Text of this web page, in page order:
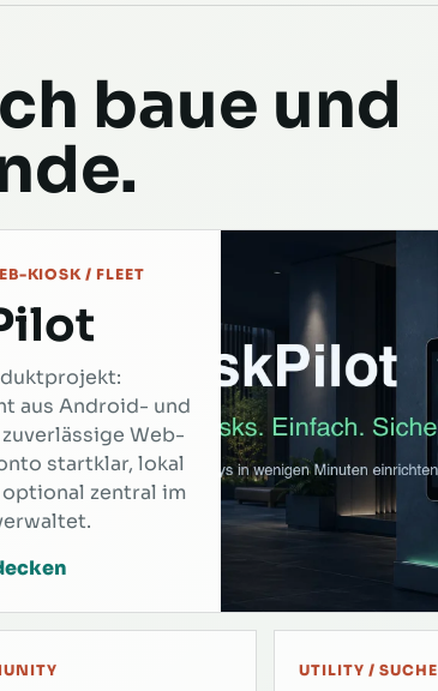
baue und
KIOSK / FLEET
aus Android- und
Web-
startklar, lokal
zentral im
UTILITY / SUCHE